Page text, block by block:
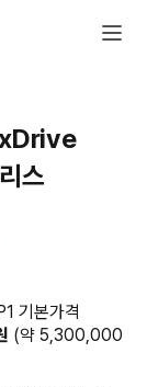
스
기본가격
(약 5,300,000